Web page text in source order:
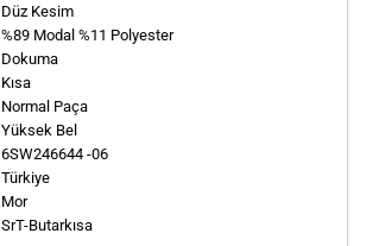
Düz Kesim
%89 Modal %11 Polyester
Dokuma
Kısa
Normal Paça
Yüksek Bel
6SW246644 -06
Türkiye
Mor
SrT-Butarkısa